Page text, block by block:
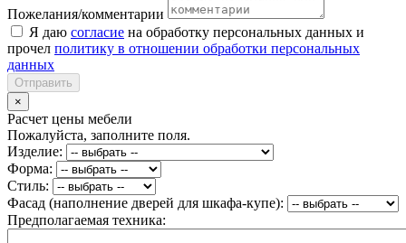
Пожелания/комментарии
Я даю согласие на обработку персональных данных и
прочел политику в отношении обработки персональных
данных
Отправить
×
Расчет цены мебели
Пожалуйста, заполните поля.
Изделие:
Форма:
Стиль:
Фасад (наполнение дверей для шкафа-купе):
Предполагаемая техника: